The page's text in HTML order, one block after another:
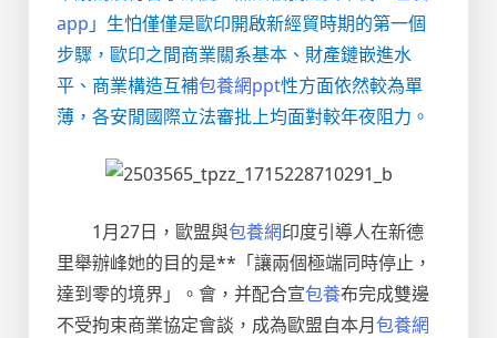
app 」生怕僅僅是歐印開啟新經貿時期的第一個
步驟，歐印之間商業關系基本、財產鏈嵌進水
平、商業構造互補包養網ppt性方面依然較為單
薄，各安閒國際立法審批上均面對較年夜阻力。
1月27日，歐盟與包養網印度引導人在新德
里舉辦峰她的目的是**「讓兩個極端同時停止，
達到零的境界」。會，并配合宣包養布完成雙邊
不受拘束商業協定會談，成為歐盟自本月包養網